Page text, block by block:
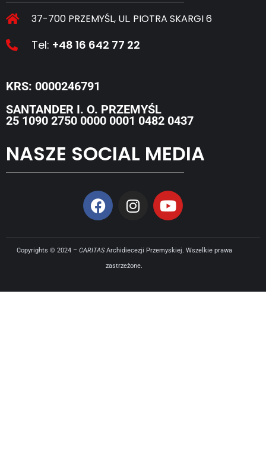
37-700 PRZEMYŚL, UL. PIOTRA SKARGI 6
Tel: +48 16 642 77 22
KRS: 0000246791
SANTANDER I. O. PRZEMYŚL
25 1090 2750 0000 0001 0482 0437
NASZE SOCIAL MEDIA
Copyrights © 2024 – CARITASArchidiecezji Przemyskiej. Wszelkie prawa
zastrzeżone.